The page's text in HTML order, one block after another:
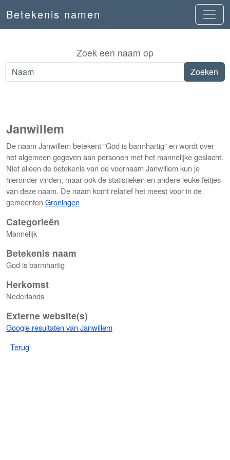
Betekenis namen
Zoek een naam op
Janwillem
De naam Janwillem betekent "God is barmhartig" en wordt over
het algemeen gegeven aan personen met het mannelijke geslacht.
Niet alleen de betekenis van de voornaam Janwillem kun je
hieronder vinden, maar ook de statistieken en andere leuke feitjes
van deze naam. De naam komt relatief het meest voor in de
gemeenten Groningen
Categorieën
Mannelijk
Betekenis naam
God is barmhartig
Herkomst
Nederlands
Externe website(s)
Google resultaten van Janwillem
Terug